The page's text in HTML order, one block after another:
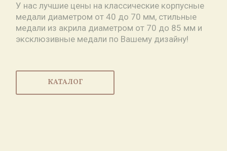
У нас лучшие цены на классические корпусные
медали диаметром от 40 до 70 мм, стильные
медали из акрила диаметром от 70 до 85 мм и
эксклюзивные медали по Вашему дизайну!
КАТАЛОГ